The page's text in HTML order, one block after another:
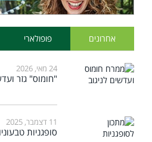
אחרונים פופולארי
24 מאי, 2026
"חומוס" גזר
11 דצמבר, 2025
סופגניות